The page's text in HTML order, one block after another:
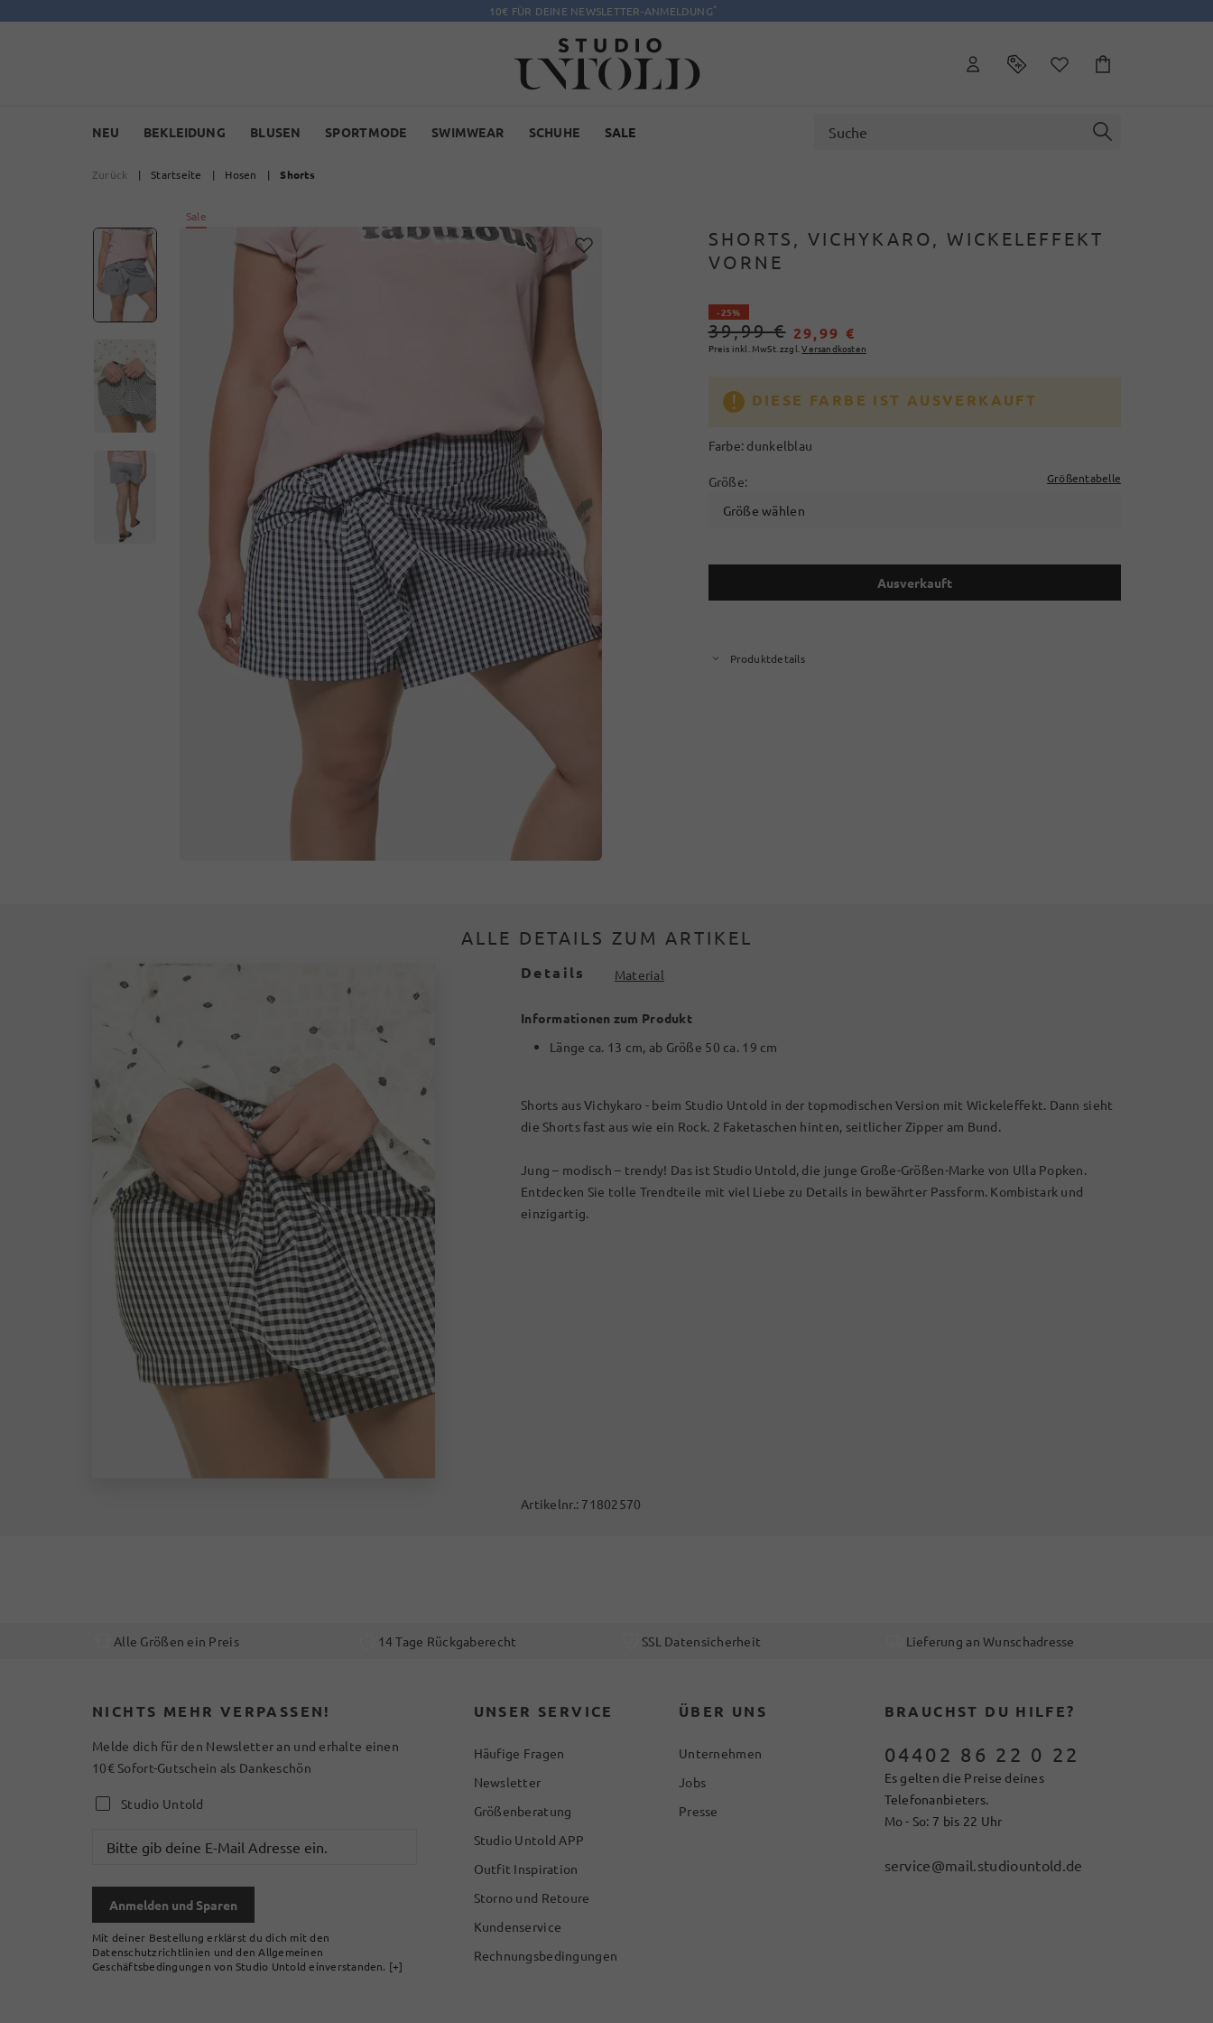
10€ FÜR DEINE NEWSLETTER-ANMELDUNG*
NEU BEKLEIDUNG BLUSEN SPORTMODE SWIMWEAR SCHUHE SALE
Zurück | Startseite | Hosen | Shorts
Sale
SHORTS, VICHYKARO, WICKELEFFEKT
VORNE
- 25%
39,99 € 29,99 €
Preis inkl. MwSt. zzgl.Versandkosten
DIESE FARBE IST AUSVERKAUFT
Farbe: dunkelblau
Größe: Größentabelle
Größe wählen
Ausverkauft
Produktdetails
ALLE DETAILS ZUM ARTIKEL
Details Material
Informationen zum Produkt
Länge ca. 13 cm, ab Größe 50 ca. 19 cm
Shorts aus Vichykaro - beim Studio Untold in der topmodischen Version mit Wickeleffekt. Dann sieht
die Shorts fast aus wie ein Rock. 2 Faketaschen hinten, seitlicher Zipper am Bund.
Jung – modisch – trendy! Das ist Studio Untold, die junge Große-Größen-Marke von Ulla Popken.
Entdecken Sie tolle Trendteile mit viel Liebe zu Details in bewährter Passform. Kombistark und
einzigartig.
Artikelnr.: 71802570
Alle Größen ein Preis 14 Tage Rückgaberecht SSL Datensicherheit Lieferung an Wunschadresse
NICHTS MEHR VERPASSEN!
Melde dich für den Newsletter an und erhalte einen
10€ Sofort-Gutschein als Dankeschön
Studio Untold
Anmelden und Sparen
Mit deiner Bestellung erklärst du dich mit den
Datenschutzrichtlinien und den Allgemeinen
Geschäftsbedingungen von Studio Untold einverstanden. [+]
UNSER SERVICE
Häufige Fragen
Newsletter
Größenberatung
Studio Untold APP
Outfit Inspiration
Storno und Retoure
Kundenservice
Rechnungsbedingungen
ÜBER UNS
Unternehmen
Jobs
Presse
BRAUCHST DU HILFE?
04402 86 22 0 22
Es gelten die Preise deines
Telefonanbieters.
Mo - So: 7 bis 22 Uhr
service@mail.studiountold.de